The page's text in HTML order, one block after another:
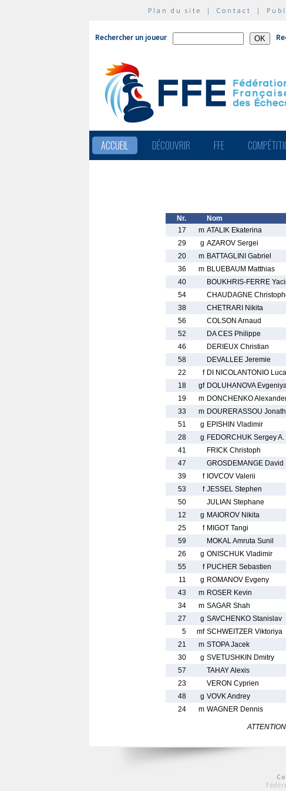
Plan du site | Contact |
Rechercher un joueur
ACCUEIL DÉCOUVRIR FFE
Nr. Nom
17
m ATALIK Ekaterina
29
g AZAROV Sergei
20
m BATTAGLINI Gabriel
36
m BLUEBAUM Matthias
40
BOUKHRIS-FERRE
54
CHAUDAGNE
38
CHETRARI Nikita
56
COLSON Arnaud
52
DA CES Philippe
46
DERIEUX Christian
58
DEVALLEE Jeremie
22
f DI NICOLANTONIO
18
gf DOLUHANOVA
19
m DONCHENKO
33
m DOURERASSOU
51
g EPISHIN Vladimir
28
g FEDORCHUK Sergey A.
41
FRICK Christoph
47
GROSDEMANGE David
39
f IOVCOV Valerii
53
f JESSEL Stephen
50
JULIAN Stephane
12
g MAIOROV Nikita
25
f MIGOT Tangi
59
MOKAL Amruta Sunil
26
g ONISCHUK Vladimir
55
f PUCHER Sebastien
11
g ROMANOV Evgeny
43
m ROSER Kevin
34
m SAGAR Shah
27
g SAVCHENKO Stanislav
5
mf SCHWEITZER Viktoriya
21
m STOPA Jacek
30
g SVETUSHKIN Dmitry
57
TAHAY Alexis
23
VERON Cyprien
48
g VOVK Andrey
24
m WAGNER Dennis